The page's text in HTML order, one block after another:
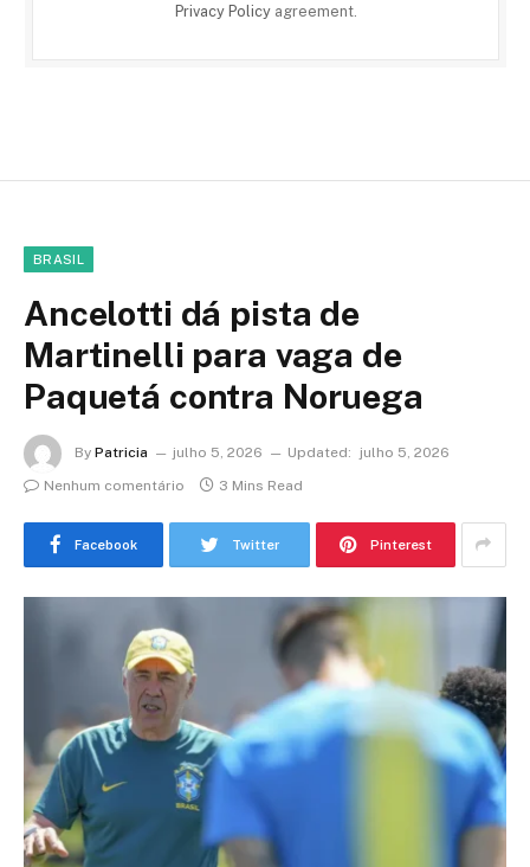
Privacy Policyagreement.
BRASIL
Ancelotti dá pista de
Martinelli para vaga de
Paquetá contra Noruega
By Patricia julho 5, 2026 Updated:
julho 5, 2026
Nenhum comentário
3 Mins Read
Facebook Twitter Pinterest